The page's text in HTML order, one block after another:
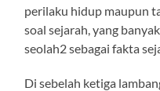
perilaku hidup maupun
soal sejarah, yang
seolah2 sebagai fakta
Di sebelah ketiga